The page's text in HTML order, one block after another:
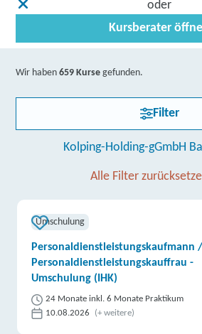
oder
Kursberater
Wir haben659 Kurse gefunden.
Filter
Kolping-Holding-gGmbH
Alle Filter
Umschulung
Personaldienstleistungskaufmann /
Personaldienstleistungskauffrau -
Umschulung (IHK)
24 Monate inkl. 6 Monate Praktikum
10.08.2026
(+ weitere)